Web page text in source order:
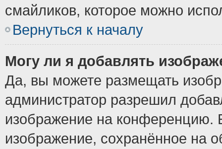
смайликов, которое можно
Вернуться к началу
Могу ли я добавлять
Да, вы можете размещать
администратор разрешил
изображение на конференцию.
изображение, сохранённое на